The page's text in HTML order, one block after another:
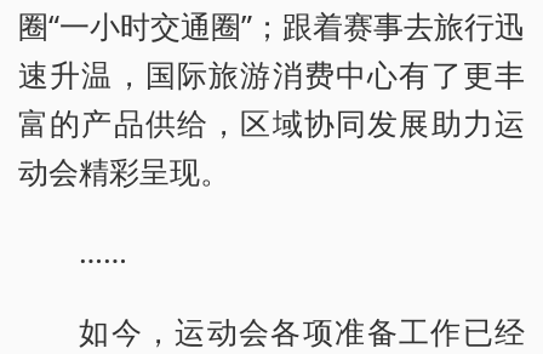
圈“一小时交通圈”；跟着赛事去旅行迅
速升温，国际旅游消费中心有了更丰
富的产品供给，区域协同发展助力运
动会精彩呈现。
……
如今，运动会各项准备工作已经